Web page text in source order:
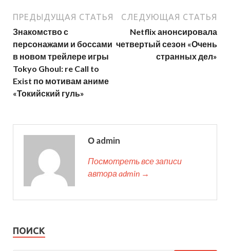
ПРЕДЫДУЩАЯ СТАТЬЯ
Знакомство с
персонажами и боссами
в новом трейлере игры
Tokyo Ghoul: re Call to
Exist по мотивам аниме
«Токийский гуль»
СЛЕДУЮЩАЯ СТАТЬЯ
Netflix анонсировала
четвертый сезон «Очень
странных дел»
О admin
Посмотреть все записи
автора admin →
ПОИСК